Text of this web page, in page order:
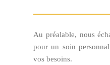
Au préalable, nous
pour un soin
vos besoins.